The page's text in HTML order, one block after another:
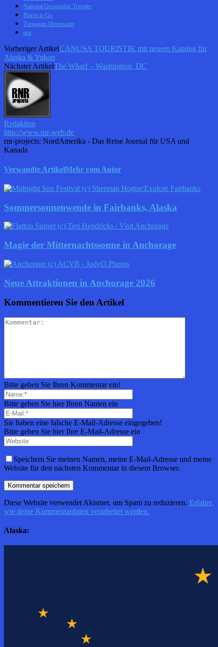
National Geographic Traveler
Places to Go
Turnagain Meeresarm
usa
Vorheriger ArtikelCANUSA TOURISTIK mit neuem Katalog für
Alaska & Yukon
Nächster ArtikelThe Wharf – Washington, DC
Redaktion
http://www.rnr-web.de
rnr-projects: NordAmerika - Das Reise Journal für USA und
Kanada
Verwandte ArtikelMehr vom Autor
Sommersonnenwende in Fairbanks, Alaska
Magie der Mitternachtssonne in Anchorage
Neue Attraktionen in Anchorage 2026
Kommentieren Sie den Artikel
Bitte geben Sie Ihren Kommentar ein!
Bitte geben Sie hier Ihren Namen ein
Sie haben eine falsche E-Mail-Adresse eingegeben!
Bitte geben Sie hier Ihre E-Mail-Adresse ein
Speichern Sie meinen Namen, meine E-Mail-Adresse und meine
Website für den nächsten Kommentar in diesem Browser.
Diese Website verwendet Akismet, um Spam zu reduzieren. Erfahre,
wie deine Kommentardaten verarbeitet werden.
Alaska: